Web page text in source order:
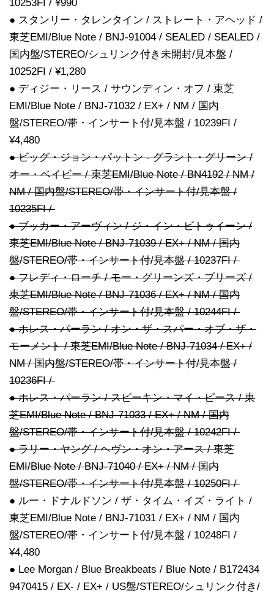
10253FI / ¥990
● スタンリー・タレンタイン / ストレート・アヘッド /
東芝EMI/Blue Note / BNJ-91004 / SEALED / SEALED /
国内盤/STEREO/シュリンク付き未開封/見本盤 /
10252FI / ¥1,280
● ディジー・リース / サウンディン・オフ / 東芝
EMI/Blue Note / BNJ-71032 / EX+ / NM / 国内
盤/STEREO/帯・インサート付/見本盤 / 10239FI /
¥4,480
● ビッグ・ジョン・パットン - グラント・グリーン /
オー・ベイビー / 東芝EMI/Blue Note / BN4192 / NM /
NM / 国内盤/STEREO/帯・インサート付/見本盤 /
10235FI /
● ブッカー・アーヴィン / ジ・イン・ビトゥイーン /
東芝EMI/Blue Note / BNJ-71039 / EX+ / NM / 国内
盤/STEREO/帯・インサート付/見本盤 / 10237FI /
● フレディ・ローチ / モー・グリーンズ・プリーズ /
東芝EMI/Blue Note / BNJ-71036 / EX+ / NM / 国内
盤/STEREO/帯・インサート付/見本盤 / 10244FI /
● ホレス・パーラン / オン・ザ・スパー・オブ・ザ・
モーメント / 東芝EMI/Blue Note / BNJ-71034 / EX+ /
NM / 国内盤/STEREO/帯・インサート付/見本盤 /
10236FI /
● ホレス・パーラン / スピーキン・マイ・ピース / 東
芝EMI/Blue Note / BNJ-71033 / EX+ / NM / 国内
盤/STEREO/帯・インサート付/見本盤 / 10242FI /
● ラリー・ヤング / ヘヴン・オン・アース / 東芝
EMI/Blue Note / BNJ-71040 / EX+ / NM / 国内
盤/STEREO/帯・インサート付/見本盤 / 10250FI /
● ルー・ドナルドソン / ザ・タイム・イズ・ライト /
東芝EMI/Blue Note / BNJ-71031 / EX+ / NM / 国内
盤/STEREO/帯・インサート付/見本盤 / 10248FI /
¥4,480
● Lee Morgan / Blue Breakbeats / Blue Note / B172434
9470415 / EX- / EX+ / US盤/STEREO/シュリンク付き/